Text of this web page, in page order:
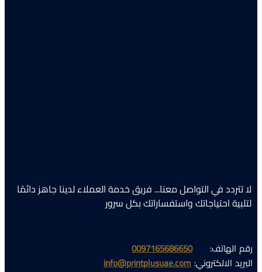
لا تتردد في التواصل معنا... فريق خدمة العملاء لدينا جاهز دائمًا
لتلبية احتياجاتك واستفساراتك بكل سرور
رقم الهاتف:
0097165686650
البريد الالكتروني:info@printplusuae.com